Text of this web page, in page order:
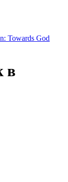
Towards God
в